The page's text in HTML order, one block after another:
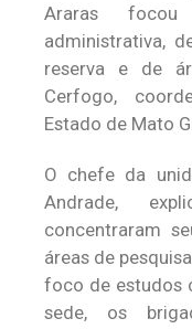
Araras
administrativa,
reserva e de
Cerfogo,
Estado de Mato
O chefe da
Andrade,
concentraram
áreas de
foco de estudos
sede, os